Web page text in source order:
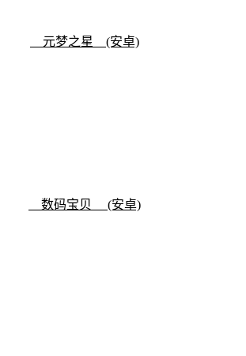
元梦之星 (安卓)
数码宝贝 (安卓)